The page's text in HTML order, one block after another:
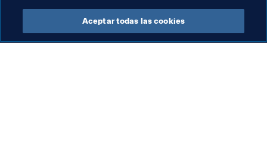
Aceptar todas las cookies